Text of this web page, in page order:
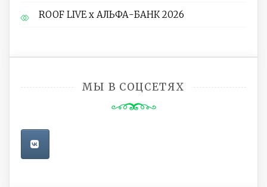
ROOF LIVE x АЛЬФА-БАНК 2026
МЫ В СОЦСЕТЯХ